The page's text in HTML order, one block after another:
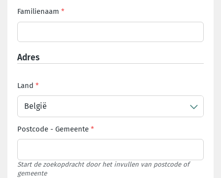
Familienaam
Adres
Land
België
Postcode - Gemeente
Start de zoekopdracht door het invullen van postcode of
gemeente